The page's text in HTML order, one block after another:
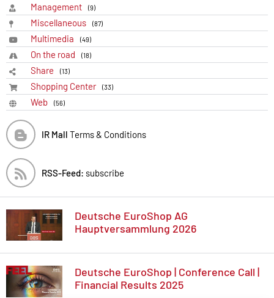
Management (9)
Miscellaneous (87)
Multimedia (49)
On the road (18)
Share (13)
Shopping Center (33)
Web (56)
IR Mall Terms & Conditions
RSS-Feed: subscribe
Deutsche EuroShop AG
Hauptversammlung 2026
Deutsche EuroShop | Conference Call |
Financial Results 2025